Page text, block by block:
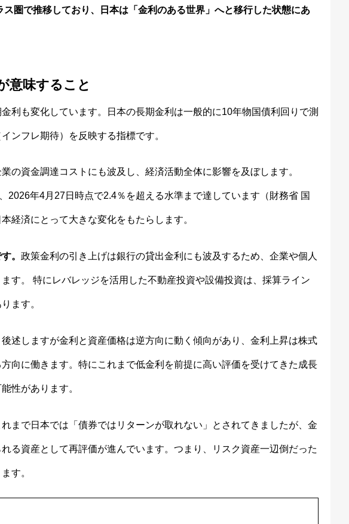
圏で推移しており、日本は「金利のある世界」へと移行した状態にあ
意味すること
利も変化しています。日本の長期金利は一般的に10年物国債利回りで測
ンフレ期待）を反映する指標です。
の資金調達コストにも波及し、経済活動全体に影響を及ぼします。
2026年4月27日時点で2.4％を超える水準まで達しています（財務省 国
経済にとって大きな変化をもたらします。
。 政策金利の引き上げは銀行の貸出金利にも波及するため、企業や個人
す。 特にレバレッジを活用した不動産投資や設備投資は、採算ライン
ます。
後述しますが金利と資産価格は逆方向に動く傾向があり、金利上昇は株式
向に働きます。特にこれまで低金利を前提に高い評価を受けてきた成長
性があります。
れまで日本では「債券ではリターンが取れない」とされてきましたが、金
る資産として再評価が進んでいます。つまり、リスク資産一辺倒だった
す。